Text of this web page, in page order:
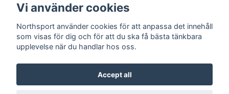
Social Media
Vi använder cookies
Northsport använder cookies för att anpassa det innehåll
som visas för dig och för att du ska få bästa tänkbara
upplevelse när du handlar hos oss.
Accept all